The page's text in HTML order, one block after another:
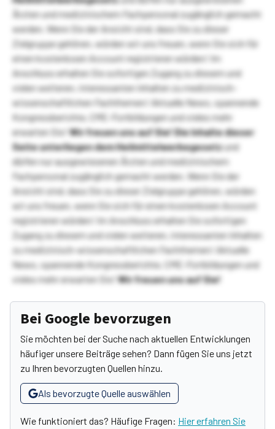
Ärzten und medizinischem Fachpersonal zugänglich gemacht
werden. Wenn Sie der Ansicht sind, dass Sie zu dieser
Zielgruppe gehören, würden wir uns freuen, wenn Sie sich für
einen kostenlosen Account registrieren würden! Im
Anschluss erhalten Sie sofortigen Zugang zu diesem und
vielen weiteren, interessanten Inhalten zu medizinisch-
wissenschaftlichen Fachthemen! Aktuelle News, spannende
Kongressberichte, CME-Fortbildungen und vieles mehr
erwarten Sie!Wir freuen uns auf Sie!Die Inhalte dieser
Seite unterliegen dem Heilmittelwerbegesetzund
dürfen nur ausgewiesenen Ärzten und medizinischem
Fachpersonal zugänglich gemacht werden. Wenn Sie der
Ansicht sind, dass Sie zu dieser Zielgruppe gehören, würden
wir uns freuen, wenn Sie sich für einen kostenlosen Account
registrieren würden! Im Anschluss erhalten Sie sofortigen
Zugang zu diesem und vielen weiteren, interessanten Inhalten
zu medizinisch-wissenschaftlichen Fachthemen! Aktuelle
News, spannende Kongressberichte, CME-Fortbildungen und
vieles mehr erwarten Sie!Wir freuen uns auf Sie!
Bei Google bevorzugen
Sie möchten bei der Suche nach aktuellen Entwicklungen
häufiger unsere Beiträge sehen? Dann fügen Sie uns jetzt
zu Ihren bevorzugten Quellen hinzu.
Als bevorzugte Quelle auswählen
Wie funktioniert das? Häufige Fragen: Hier erfahren Sie